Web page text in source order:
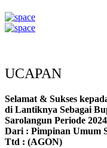
UCAPAN
Selamat & Sukses
di Lantiknya Sebagai
Sarolangun Periode
Dari : Pimpinan Umum
Ttd : (AGON)